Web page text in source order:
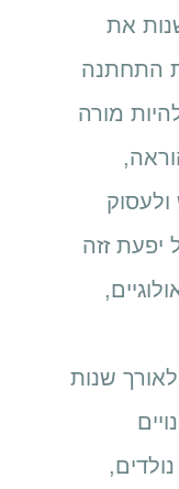
את
התחתנה
מורה
זזה
לאורך שנות